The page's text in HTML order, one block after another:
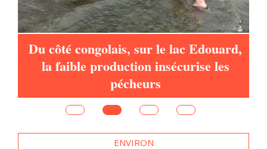
Du côté congolais, sur le lac Edouard,
la faible production insécurise les
pécheurs
ENVIRON